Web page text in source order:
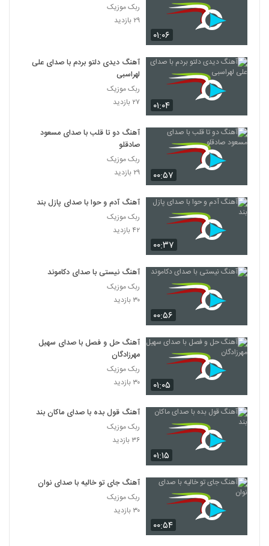
۰۱:۰۶
ربک موزیک
۲۹ بازدید
۰۱:۰۴
آهنگ دیدی دلتو بردم با صدای علی
لهراسبی
ربک موزیک
۲۷ بازدید
۰۰:۵۷
آهنگ دو تا قلب با صدای مسعود
صادقلو
ربک موزیک
۲۹ بازدید
۰۰:۳۷
آهنگ آدم و حوا با صدای پازل بند
ربک موزیک
۴۲ بازدید
۰۰:۵۶
آهنگ نیستی با صدای دکاموند
ربک موزیک
۳۰ بازدید
۰۱:۰۵
آهنگ حل و فصل با صدای سهیل
مهرزادگان
ربک موزیک
۳۰ بازدید
۰۱:۱۵
آهنگ قول بده با صدای ماکان بند
ربک موزیک
۳۶ بازدید
۰۰:۵۴
آهنگ جای تو خالیه با صدای نوان
ربک موزیک
۳۰ بازدید